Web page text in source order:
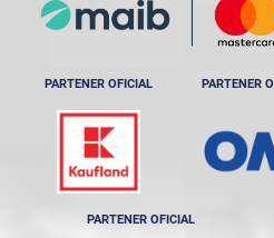
PARTENER OFICIAL PARTENER
PARTENER OFICIAL